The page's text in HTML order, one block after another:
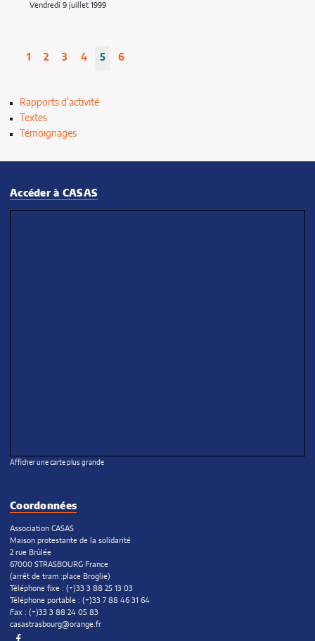
Vendredi 9 juillet 1999
1 2 3 4 5 6
Rapports d’activité
Textes
Témoignages
Accéder à CASAS
Afficher une carte plus grande
Coordonnées
Association CASAS
Maison protestante de la solidarité
2 rue Brûlée
67000 STRASBOURG France
(arrêt de tram :place Broglie)
Téléphone fixe : (+)33 3 88 25 13 03
Téléphone portable : (+)33 7 88 46 31 64
Fax : (+)33 3 88 24 05 83
casastrasbourg@orange.fr